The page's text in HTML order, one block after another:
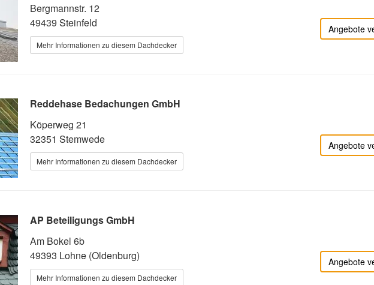
Bergmannstr. 12
49439 Steinfeld
Mehr Informationen zu diesem Dachdecker
Angebote
Reddehase Bedachungen GmbH
Köperweg 21
32351 Stemwede
Mehr Informationen zu diesem Dachdecker
Angebote
AP Beteiligungs GmbH
Am Bokel 6b
49393 Lohne (Oldenburg)
Mehr Informationen zu diesem Dachdecker
Angebote